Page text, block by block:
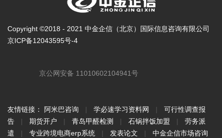
Copyright ©2018 - 2021 中金企信（北京）国际信息咨询有限公司
京ICP备12043595号-4
京公网安备 11010602104941号
友情链接： 阿米巴咨询 | 学必速学习资料网 |
可行性调查报
告
| 期货开户 | 青岛甲醛检测 | 石锅拌饭加盟 |
劳务派
遣
| 专业跨境电商erp系统 | 发表论文 | 中金企信市场咨询